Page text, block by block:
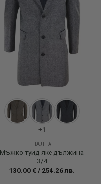
+1
ПАЛТА
Мъжко туид яке дължина
3/4
130.00 € / 254.26лв.